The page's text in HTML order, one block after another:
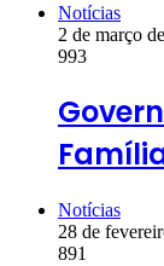
Notícias
2 de março
993
Notícias
28 de
891